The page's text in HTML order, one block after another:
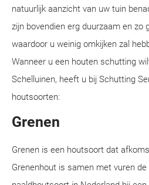
natuurlijk aanzicht van uw tuin
zijn bovendien erg duurzaam en zo
waardoor u weinig omkijken zal
Wanneer u een houten schutting
Schelluinen, heeft u bij Schutting
houtsoorten:
Grenen
Grenen is een houtsoort dat
Grenenhout is samen met vuren